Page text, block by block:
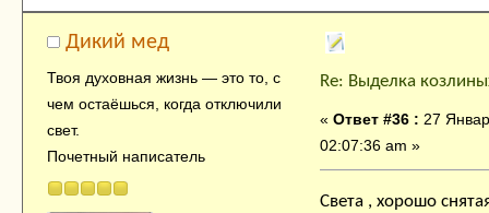
Дикий мед
Твоя духовнaя жизнь — это тo, с
чем остaёшься, когда отключили
свет.
Почетный написатель
Re: Выделка
« Ответ #36 : 27
02:07:36 am »
Света , хорошо